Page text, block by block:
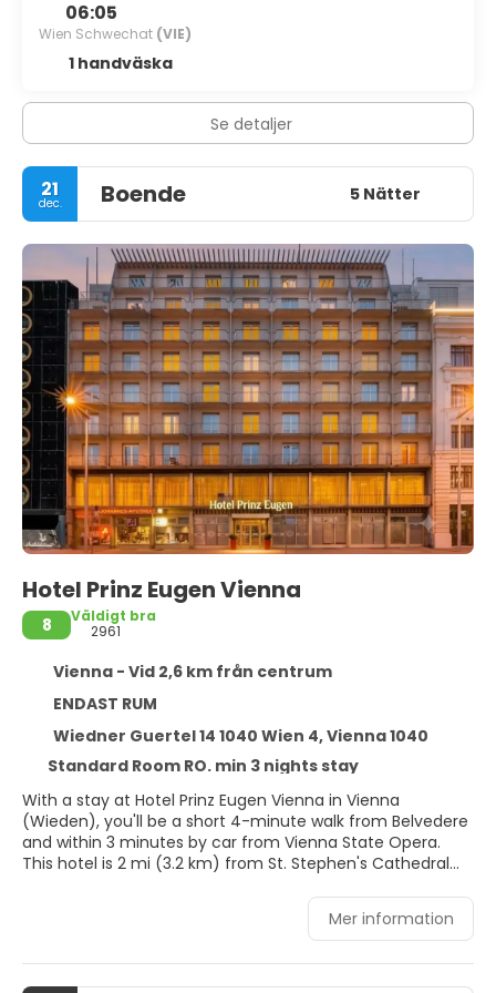
06:05
Wien Schwechat (VIE)
1 handväska
Se detaljer
21
dec. Boende 5 Nätter
Hotel Prinz Eugen Vienna
8
Väldigt bra
2961
Vienna - Vid 2,6 km från centrum
ENDAST RUM
Wiedner Guertel 14 1040 Wien 4, Vienna 1040
Standard Room RO. min 3 nights stay
With a stay at Hotel Prinz Eugen Vienna in Vienna
(Wieden), you'll be a short 4-minute walk from Belvedere
and within 3 minutes by car from Vienna State Opera.
This hotel is 2 mi (3.2 km) from St. Stephen's Cathedral
Make use of convenient amenities such as
complimentary wireless internet access, tour/ticket
assistance, and a banquet hall.
Mer information